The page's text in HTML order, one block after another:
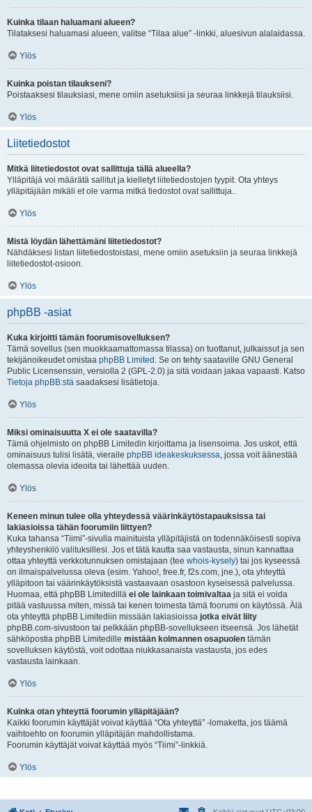
Kuinka tilaan haluamani alueen?
Tilataksesi haluamasi alueen, valitse “Tilaa alue” -linkki, aluesivun alalaidassa.
Ylös
Kuinka poistan tilaukseni?
Poistaaksesi tilauksiasi, mene omiin asetuksiisi ja seuraa linkkejä tilauksiisi.
Ylös
Liitetiedostot
Mitkä liitetiedostot ovat sallittuja tällä alueella?
Ylläpitäjä voi määrätä sallitut ja kielletyt liitetiedostojen tyypit. Ota yhteys
ylläpitäjään mikäli et ole varma mitkä tiedostot ovat sallittuja..
Ylös
Mistä löydän lähettämäni liitetiedostot?
Nähdäksesi listan liitetiedostoistasi, mene omiin asetuksiin ja seuraa linkkejä
liitetiedostot-osioon.
Ylös
phpBB -asiat
Kuka kirjoitti tämän foorumisovelluksen?
Tämä sovellus (sen muokkaamattomassa tilassa) on tuottanut, julkaissut ja sen
tekijänoikeudet omistaa phpBB Limited . Se on tehty saataville GNU General
Public Licensenssin, versiolla 2 (GPL-2.0) ja sitä voidaan jakaa vapaasti. Katso
Tietoja phpBB:stä saadaksesi lisätietoja.
Ylös
Miksi ominaisuutta X ei ole saatavilla?
Tämä ohjelmisto on phpBB Limitedin kirjoittama ja lisensoima. Jos uskot, että
ominaisuus tulisi lisätä, vieraile phpBB ideakeskuksessa, jossa voit äänestää
olemassa olevia ideoita tai lähettää uuden.
Ylös
Keneen minun tulee olla yhteydessä väärinkäytöstapauksissa tai
lakiasioissa tähän foorumiin liittyen?
Kuka tahansa “Tiimi”-sivulla mainituista ylläpitäjistä on todennäköisesti sopiva
yhteyshenkilö valituksillesi. Jos et tätä kautta saa vastausta, sinun kannattaa
ottaa yhteyttä verkkotunnuksen omistajaan (tee whois-kysely) tai jos kyseessä
on ilmaispalvelussa oleva (esim. Yahoo!, free.fr, f2s.com, jne.), ota yhteyttä
ylläpitoon tai väärinkäytöksistä vastaavaan osastoon kyseisessä palvelussa.
Huomaa, että phpBB Limitedillä ei ole lainkaan toimivaltaa ja sitä ei voida
pitää vastuussa miten, missä tai kenen toimesta tämä foorumi on käytössä. Älä
ota yhteyttä phpBB Limitediin missään lakiasioissa jotka eivät liity
phpBB.com-sivustoon tai pelkkään phpBB-sovellukseen itseensä. Jos lähetät
sähköpostia phpBB Limitedille mistään kolmannen osapuolen tämän
sovelluksen käytöstä, voit odottaa niukkasanaista vastausta, jos edes
vastausta lainkaan.
Ylös
Kuinka otan yhteyttä foorumin ylläpitäjään?
Kaikki foorumin käyttäjät voivat käyttää “Ota yhteyttä” -lomaketta, jos täämä
vaihtoehto on foorumin ylläpitäjän mahdollistama.
Foorumin käyttäjät voivat käyttää myös “Tiimi”-linkkiä.
Ylös